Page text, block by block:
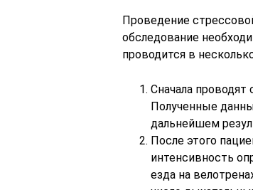
Проведение
обследование
проводится в
Сначала
Полученные
дальнейшем
После этого
интенсивность
езда на